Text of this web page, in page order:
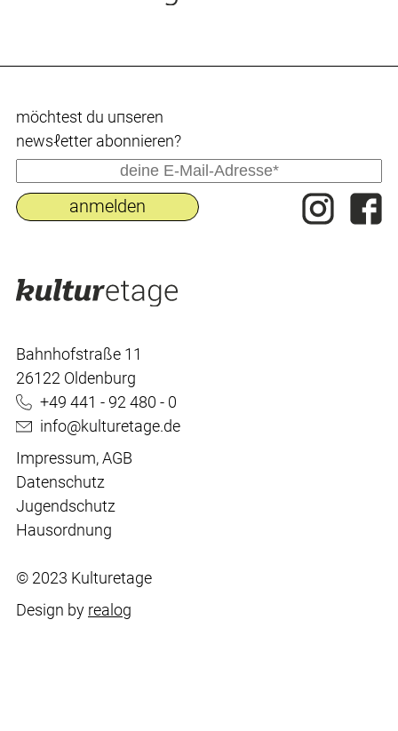
Bahnhofstraße 11
26122 Oldenburg
+49 441 - 92 480 - 0
info@kulturetage.de
Impressum,AGB
Datenschutz
Jugendschutz
Hausordnung
© 2023 Kulturetage
Design by realog
möchtest du uпseren
newsℓetter abonnieren?